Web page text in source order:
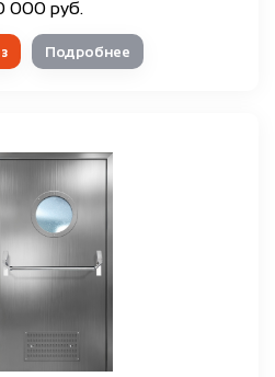
000 руб.
Подробнее